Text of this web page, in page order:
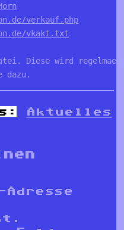
verkauf.php
vkakt.txt
Diese wird
dazu.
Aktuelles